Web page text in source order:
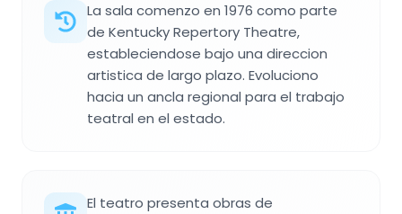
La sala comenzo en 1976 como parte
de Kentucky Repertory Theatre,
estableciendose bajo una direccion
artistica de largo plazo. Evoluciono
hacia un ancla regional para el trabajo
teatral en el estado.
El teatro presenta obras de